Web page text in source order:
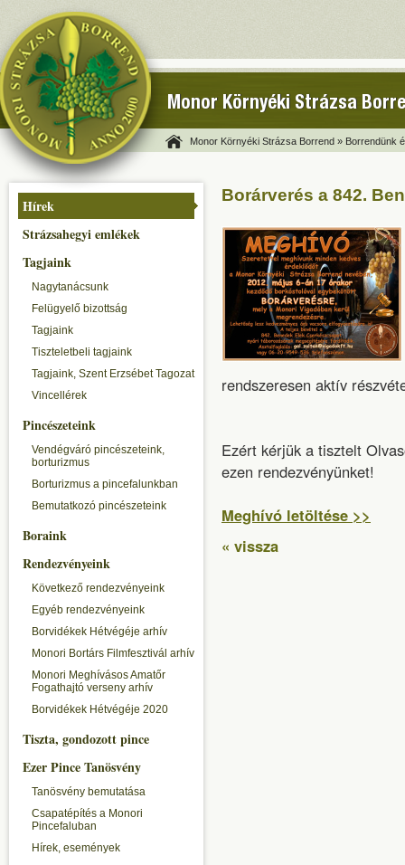
Monor Környéki Strázsa
Monor Környéki Strázsa Borrend » Borrendünk
Hírek
Strázsahegyi emlékek
Tagjaink
Nagytanácsunk
Felügyelő bizottság
Tagjaink
Tiszteletbeli tagjaink
Tagjaink, Szent Erzsébet Tagozat
Vincellérek
Pincészeteink
Vendégváró pincészeteink,
borturizmus
Borturizmus a pincefalunkban
Bemutatkozó pincészeteink
Boraink
Rendezvényeink
Következő rendezvényeink
Egyéb rendezvényeink
Borvidékek Hétvégéje arhív
Monori Bortárs Filmfesztivál arhív
Monori Meghívásos Amatőr
Fogathajtó verseny arhív
Borvidékek Hétvégéje 2020
Tiszta, gondozott pince
Ezer Pince Tanösvény
Tanösvény bemutatása
Csapatépítés a Monori
Pincefaluban
Hírek, események
Borárverés a 842.
rendszeresen aktív
Ezért kérjük a tisztelt
ezen rendezvényünket!
Meghívó letöltése >>
« vissza